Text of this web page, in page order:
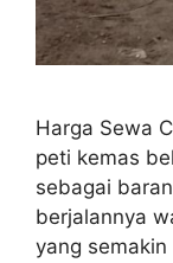
Harga Sewa
peti kemas
sebagai
berjalannya
yang